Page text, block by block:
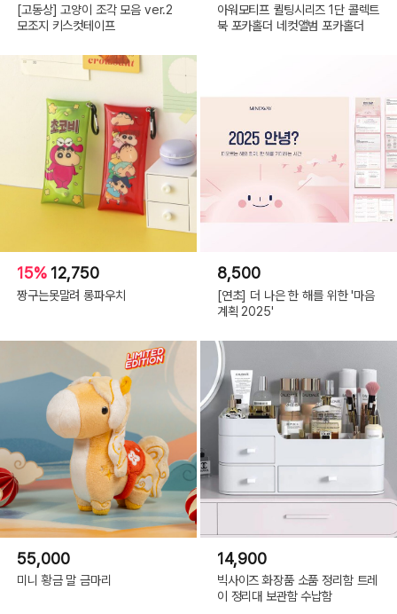
Caramel Brown
[고동상] 고양이 조각 모음 ver.2
모조지 키스컷테이프
아워모티프 퀼팅시리즈 1단 콜렉트
북 포카홀더 네컷앨범 포카홀더
15% 12,750
짱구는못말려 롱파우치
8,500
[연초] 더 나은 한 해를 위한 '마음
계획 2025'
55,000
미니 황금 말 금마리
14,900
빅사이즈 화장품 소품 정리함 트레
이 정리대 보관함 수납함